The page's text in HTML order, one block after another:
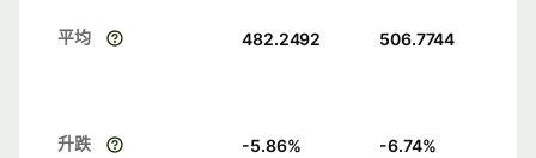
平均 482.2492 506.7744
升跌 -5.86% -6.74%